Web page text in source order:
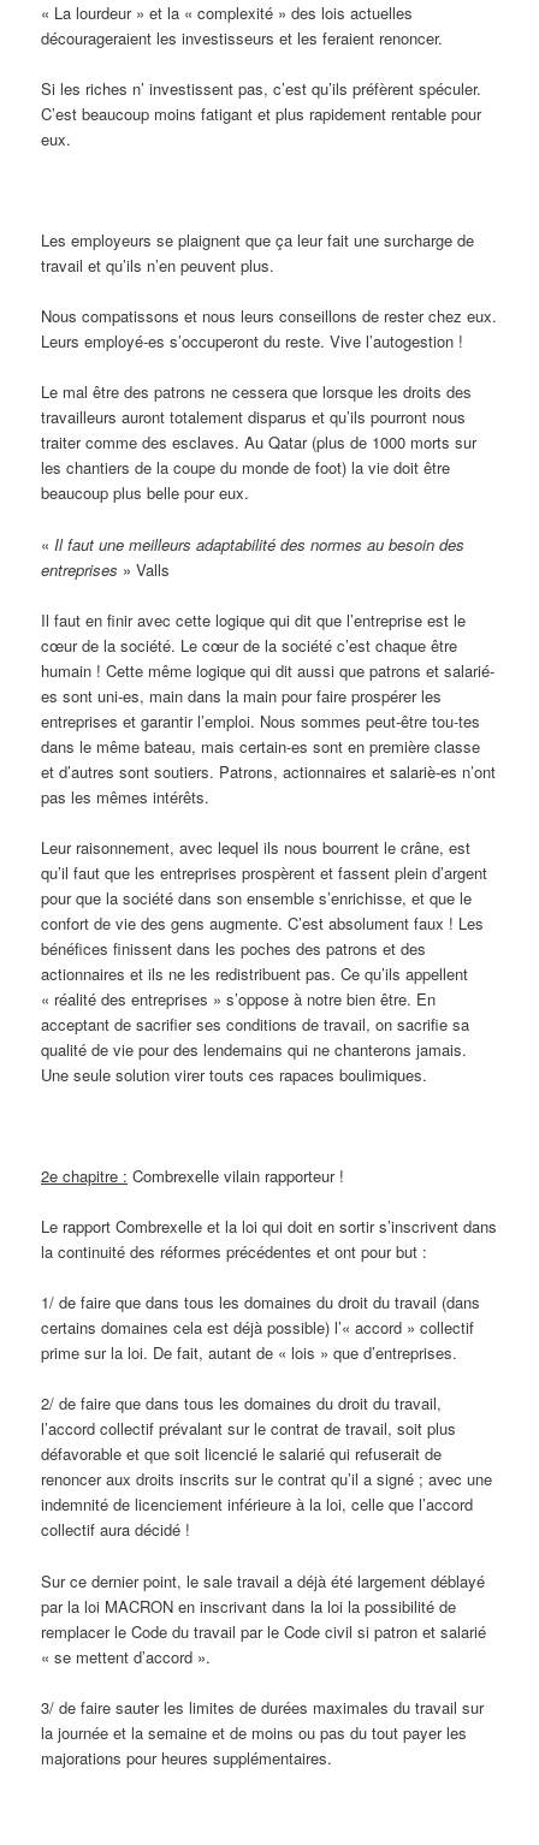
« La lourdeur » et la « complexité » des lois actuelles
décourageraient les investisseurs et les feraient renoncer.
Si les riches n’ investissent pas, c’est qu’ils préfèrent spéculer.
C’est beaucoup moins fatigant et plus rapidement rentable pour
eux.
Les employeurs se plaignent que ça leur fait une surcharge de
travail et qu’ils n’en peuvent plus.
Nous compatissons et nous leurs conseillons de rester chez eux.
Leurs employé-es s’occuperont du reste. Vive l’autogestion !
Le mal être des patrons ne cessera que lorsque les droits des
travailleurs auront totalement disparus et qu’ils pourront nous
traiter comme des esclaves. Au Qatar (plus de 1000 morts sur
les chantiers de la coupe du monde de foot) la vie doit être
beaucoup plus belle pour eux.
« Il faut une meilleurs adaptabilité des normes au besoin des
entreprises » Valls
Il faut en finir avec cette logique qui dit que l’entreprise est le
cœur de la société. Le cœur de la société c’est chaque être
humain ! Cette même logique qui dit aussi que patrons et salarié-
es sont uni-es, main dans la main pour faire prospérer les
entreprises et garantir l’emploi. Nous sommes peut-être tou-tes
dans le même bateau, mais certain-es sont en première classe
et d’autres sont soutiers. Patrons, actionnaires et salariè-es n’ont
pas les mêmes intérêts.
Leur raisonnement, avec lequel ils nous bourrent le crâne, est
qu’il faut que les entreprises prospèrent et fassent plein d’argent
pour que la société dans son ensemble s’enrichisse, et que le
confort de vie des gens augmente. C’est absolument faux ! Les
bénéfices finissent dans les poches des patrons et des
actionnaires et ils ne les redistribuent pas. Ce qu’ils appellent
« réalité des entreprises » s’oppose à notre bien être. En
acceptant de sacrifier ses conditions de travail, on sacrifie sa
qualité de vie pour des lendemains qui ne chanterons jamais.
Une seule solution virer touts ces rapaces boulimiques.
2e chapitre : Combrexelle vilain rapporteur !
Le rapport Combrexelle et la loi qui doit en sortir s’inscrivent dans
la continuité des réformes précédentes et ont pour but :
1/ de faire que dans tous les domaines du droit du travail (dans
certains domaines cela est déjà possible) l’« accord » collectif
prime sur la loi. De fait, autant de « lois » que d’entreprises.
2/ de faire que dans tous les domaines du droit du travail,
l’accord collectif prévalant sur le contrat de travail, soit plus
défavorable et que soit licencié le salarié qui refuserait de
renoncer aux droits inscrits sur le contrat qu’il a signé ; avec une
indemnité de licenciement inférieure à la loi, celle que l’accord
collectif aura décidé !
Sur ce dernier point, le sale travail a déjà été largement déblayé
par la loi MACRON en inscrivant dans la loi la possibilité de
remplacer le Code du travail par le Code civil si patron et salarié
« se mettent d’accord ».
3/ de faire sauter les limites de durées maximales du travail sur
la journée et la semaine et de moins ou pas du tout payer les
majorations pour heures supplémentaires.